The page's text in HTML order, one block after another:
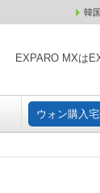
韓
EXPARO MXは
ウォン購入
ウ